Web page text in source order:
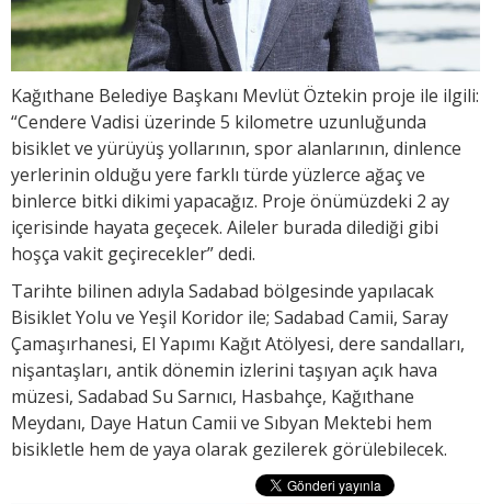
Kağıthane Belediye Başkanı Mevlüt Öztekin proje ile ilgili:
“Cendere Vadisi üzerinde 5 kilometre uzunluğunda
bisiklet ve yürüyüş yollarının, spor alanlarının, dinlence
yerlerinin olduğu yere farklı türde yüzlerce ağaç ve
binlerce bitki dikimi yapacağız. Proje önümüzdeki 2 ay
içerisinde hayata geçecek. Aileler burada dilediği gibi
hoşça vakit geçirecekler” dedi.
Tarihte bilinen adıyla Sadabad bölgesinde yapılacak
Bisiklet Yolu ve Yeşil Koridor ile; Sadabad Camii, Saray
Çamaşırhanesi, El Yapımı Kağıt Atölyesi, dere sandalları,
nişantaşları, antik dönemin izlerini taşıyan açık hava
müzesi, Sadabad Su Sarnıcı, Hasbahçe, Kağıthane
Meydanı, Daye Hatun Camii ve Sıbyan Mektebi hem
bisikletle hem de yaya olarak gezilerek görülebilecek.